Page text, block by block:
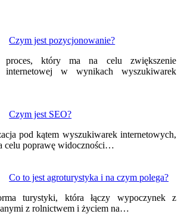
Czym jest pozycjonowanie?
proces, który ma na celu zwiększenie
internetowej w wynikach wyszukiwarek
Czym jest SEO?
pod kątem wyszukiwarek internetowych,
celu poprawę widoczności…
Co to jest agroturystyka i na czym polega?
turystyki, która łączy wypoczynek z
z rolnictwem i życiem na…